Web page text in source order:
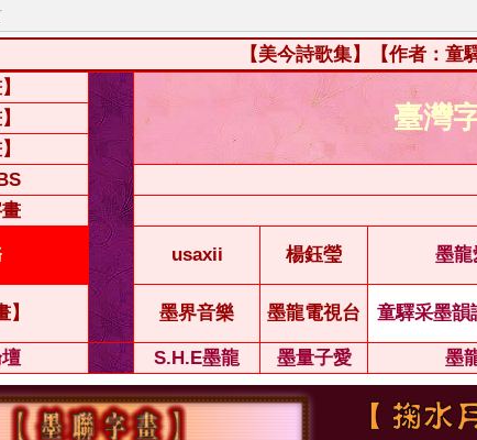
【美今詩歌集】【作者：童
臺灣
usaxii 楊鈺瑩 墨龍
】 墨界音樂 墨龍電視台 童驛采墨韻
S.H.E墨龍 墨量子愛 墨